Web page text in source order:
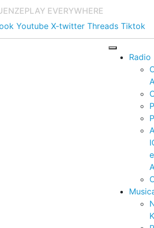
PLAY EVERYWHERE
Youtube X-twitter Threads Tiktok
Radio
e